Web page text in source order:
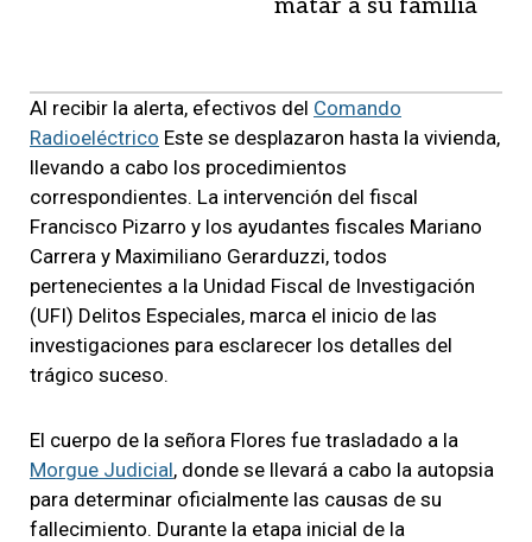
matar a su familia
Al recibir la alerta, efectivos del Comando
Radioeléctrico Este se desplazaron hasta la vivienda,
llevando a cabo los procedimientos
correspondientes. La intervención del fiscal
Francisco Pizarro y los ayudantes fiscales Mariano
Carrera y Maximiliano Gerarduzzi, todos
pertenecientes a la Unidad Fiscal de Investigación
(UFI) Delitos Especiales, marca el inicio de las
investigaciones para esclarecer los detalles del
trágico suceso.
El cuerpo de la señora Flores fue trasladado a la
Morgue Judicial, donde se llevará a cabo la autopsia
para determinar oficialmente las causas de su
fallecimiento. Durante la etapa inicial de la